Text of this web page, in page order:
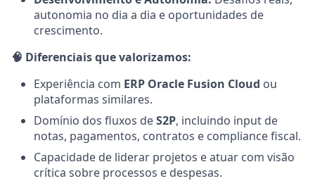
autonomia no dia a dia e oportunidades de
crescimento.
🧠 Diferenciais que valorizamos:
Experiência com ERP Oracle Fusion Cloud ou
plataformas similares.
Domínio dos fluxos deS2P, incluindo input de
notas, pagamentos, contratos e compliance fiscal.
Capacidade de liderar projetos e atuar com visão
crítica sobre processos e despesas.